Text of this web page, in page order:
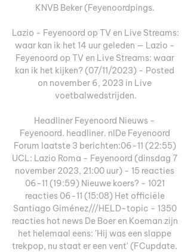
KNVB Beker (Feyenoordpings.
Lazio - Feyenoord op TV en Live Streams:
waar kan ik het 14 uur geleden — Lazio -
Feyenoord op TV en Live Streams: waar
kan ik het kijken? (07/11/2023) - Posted
on november 6, 2023 in Live
voetbalwedstrijden.
Headliner Feyenoord Nieuws -
Feyenoord. headliner. nlDe Feyenoord
Forum laatste 3 berichten:06-11 (22:55)
UCL: Lazio Roma - Feyenoord (dinsdag 7
november 2023, 21:00 uur) - 15 reacties
06-11 (19:59) Nieuwe koers? - 1021
reacties 06-11 (15:08) Het officiële
Santiago Giménez///HELD-topic - 1350
reacties hot news De Boer en Koeman zijn
het helemaal eens: 'Hij was een slappe
trekpop, nu staat er een vent' (FCupdate.